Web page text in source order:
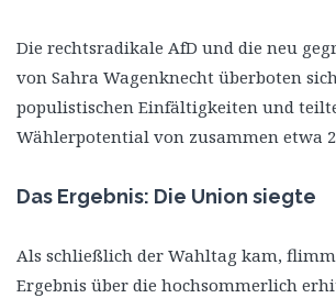
Die rechtsradikale AfD und die neu
von Sahra Wagenknecht überboten
populistischen Einfältigkeiten und
Wählerpotential von zusammen etwa
Das Ergebnis: Die Union siegte
Als schließlich der Wahltag kam,
Ergebnis über die hochsommerlich